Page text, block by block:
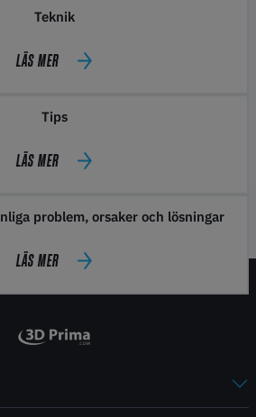
Teknik
LÄS MER
Tips
LÄS MER
problem, orsaker och lösningar
LÄS MER